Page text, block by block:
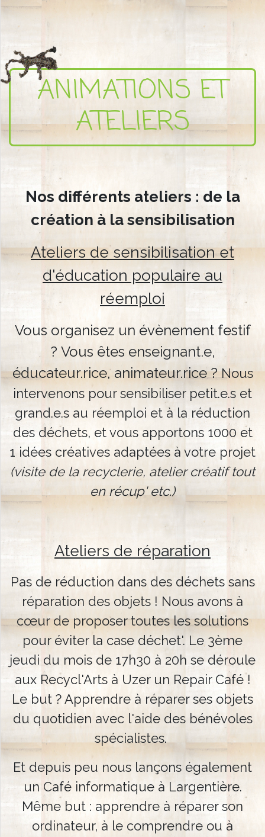
Accueil
Qui
sommes
avec
nous
Animations
et
ateliers
Collectes
Valorisation
Déchets
d'oeuvres
Infos
pratiques
ANIMATIONS ET
ATELIERS
Nos différents ateliers : de la
création à la sensibilisation
Ateliers de sensibilisation et
d'éducation populaire au
réemploi
Vous organisez un évènement festif
? Vous êtes enseignant.e,
éducateur.rice, animateur.rice ?Nous
intervenons pour sensibiliser petit.e.s et
grand.e.s au réemploi et à la réduction
des déchets, et vous apportons 1000 et
1 idées créatives adaptées à votre projet
(visite de la recyclerie, atelier créatif tout
en récup' etc.)
Ateliers de réparation
Pas de réduction dans des déchets sans
réparation des objets ! Nous avons à
cœur de proposer toutes les solutions
pour éviter la case déchet'. Le 3ème
jeudi du mois de 17h30 à 20h se déroule
aux Recycl'Arts à Uzer un Repair Café !
Le but ? Apprendre à réparer ses objets
du quotidien avec l'aide des bénévoles
spécialistes.
Et depuis peu nous lançons également
un Café informatique à Largentière.
Même but : apprendre à réparer son
ordinateur, à le comprendre ou à